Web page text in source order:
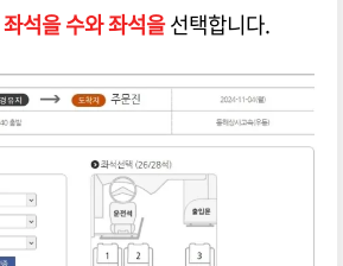
좌석을 수와 좌석을선택합니다.